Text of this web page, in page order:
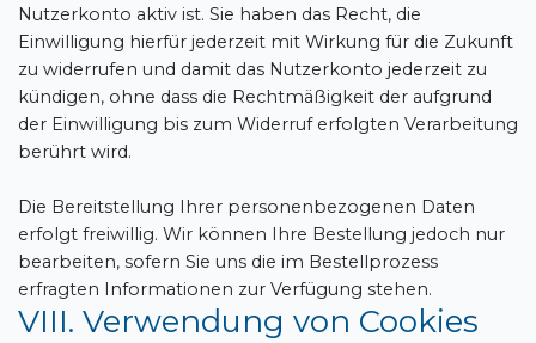
Nutzerkonto aktiv ist. Sie haben das Recht, die
Einwilligung hierfür jederzeit mit Wirkung für die Zukunft
zu widerrufen und damit das Nutzerkonto jederzeit zu
kündigen, ohne dass die Rechtmäßigkeit der aufgrund
der Einwilligung bis zum Widerruf erfolgten Verarbeitung
berührt wird.
Die Bereitstellung Ihrer personenbezogenen Daten
erfolgt freiwillig. Wir können Ihre Bestellung jedoch nur
bearbeiten, sofern Sie uns die im Bestellprozess
erfragten Informationen zur Verfügung stehen.
VIII. Verwendung von Cookies